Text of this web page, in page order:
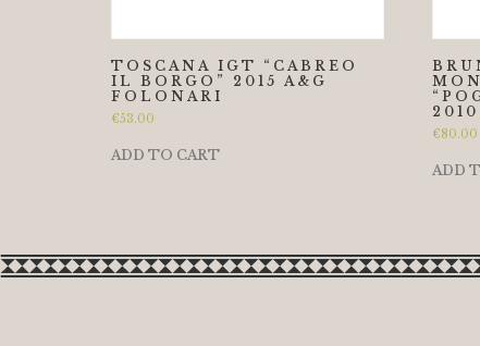
TOSCANA IGT “CABREO
IL BORGO” 2015 A&G
FOLONARI
€53.00
ADD TO CART
€80.00
ADD